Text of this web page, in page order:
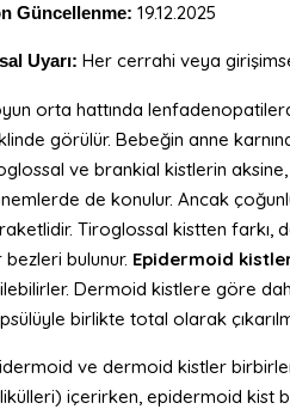
Güncellenme: 19.12.2025
Uyarı: Her cerrahi veya
orta hattında
görülür. Bebeğin anne
ve brankial kistlerin aksine,
de konulur. Ancak
Tiroglossal kistten farkı,
bezleri bulunur. Epidermoid
Dermoid kistlere göre
birlikte total olarak
ve dermoid kistler
içerirken, epidermoid kist